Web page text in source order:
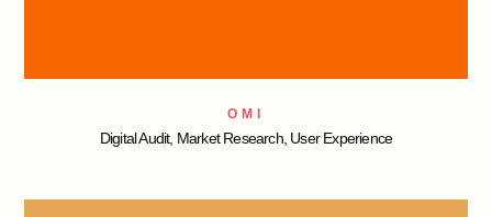
OMI
Digital Audit, Market Research, User Experience